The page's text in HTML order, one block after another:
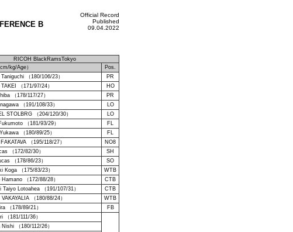
Official Record
Published
09.04.2022
B
RICOH BlackRamsTokyo
kg/Age）
Pos.
（180/106/23）
PR
（171/97/24）
HO
（178/117/27）
PR
（191/108/33）
LO
STOLBRG （204/120/30）
LO
（181/93/29）
FL
（180/89/25）
FL
（195/118/27）
NO8
（172/82/30）
SH
（178/86/23）
SO
Koga （175/83/23）
WTB
（172/88/28）
CTB
Taiyo Lotoahea （191/107/31）
CTB
（180/88/24）
WTB
（178/89/21）
FB
（181/111/36）
（180/112/26）